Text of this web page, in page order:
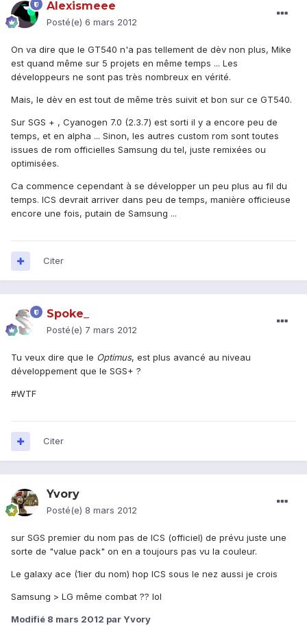
Alexismeee
Posté(e) 6 mars 2012
On va dire que le GT540 n'a pas tellement de dèv non plus, Mike
est quand même sur 5 projets en même temps ... Les
développeurs ne sont pas très nombreux en vérité.
Mais, le dèv en est tout de même très suivit et bon sur ce GT540.
Sur SGS + , Cyanogen 7.0 (2.3.7) est sorti il y a encore peu de
temps, et en alpha ... Sinon, les autres custom rom sont toutes
issues de rom officielles Samsung du tel, juste remixées ou
optimisées.
Ca commence cependant à se développer un peu plus au fil du
temps. ICS devrait arriver dans peu de temps, manière officieuse
encore une fois, putain de Samsung ...
Citer
Spoke_
Posté(e) 7 mars 2012
Tu veux dire que le Optimus, est plus avancé au niveau
développement que le SGS+ ?
#WTF
Citer
Yvory
Posté(e) 8 mars 2012
sur SGS premier du nom pas de ICS (officiel) de prévu juste une
sorte de "value pack" on en a toujours pas vu la couleur.
Le galaxy ace (1ier du nom) hop ICS sous le nez aussi je crois
Samsung > LG même combat ?? lol
Modifié 8 mars 2012 par Yvory